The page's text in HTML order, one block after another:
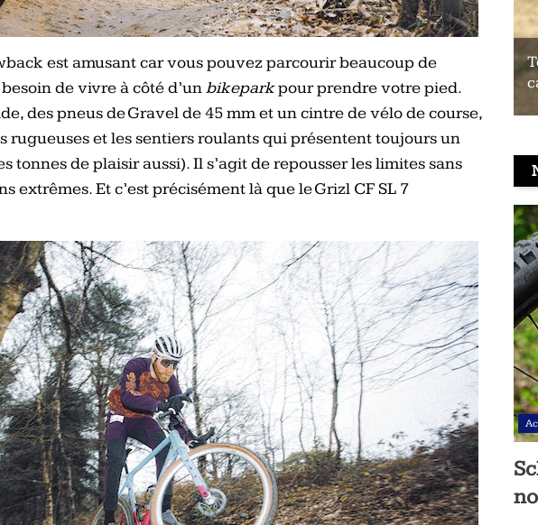
est amusant car vous pouvez parcourir beaucoup de
de vivre à côté d’unbikeparkpour prendre votre pied.
des pneus de Gravel de 45 mm et un cintre de vélo de course,
rugueuses et les sentiers roulants qui présentent toujours un
tonnes de plaisir aussi). Il s’agit de repousser les limites sans
extrêmes. Et c’est précisément là que le Grizl CF SL 7
Test du Coospo HW9 : un brassard
cardio à prix contenu